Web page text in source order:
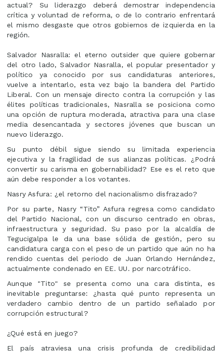
actual? Su liderazgo deberá demostrar independencia
crítica y voluntad de reforma, o de lo contrario enfrentará
el mismo desgaste que otros gobiernos de izquierda en la
región.
Salvador Nasralla: el eterno outsider que quiere gobernar
del otro lado, Salvador Nasralla, el popular presentador y
político ya conocido por sus candidaturas anteriores,
vuelve a intentarlo, esta vez bajo la bandera del Partido
Liberal. Con un mensaje directo contra la corrupción y las
élites políticas tradicionales, Nasralla se posiciona como
una opción de ruptura moderada, atractiva para una clase
media desencantada y sectores jóvenes que buscan un
nuevo liderazgo.
Su punto débil sigue siendo su limitada experiencia
ejecutiva y la fragilidad de sus alianzas políticas. ¿Podrá
convertir su carisma en gobernabilidad? Ese es el reto que
aún debe responder a los votantes.
Nasry Asfura: ¿el retorno del nacionalismo disfrazado?
Por su parte, Nasry “Tito” Asfura regresa como candidato
del Partido Nacional, con un discurso centrado en obras,
infraestructura y seguridad. Su paso por la alcaldía de
Tegucigalpa le da una base sólida de gestión, pero su
candidatura carga con el peso de un partido que aún no ha
rendido cuentas del periodo de Juan Orlando Hernández,
actualmente condenado en EE. UU. por narcotráfico.
Aunque "Tito" se presenta como una cara distinta, es
inevitable preguntarse: ¿hasta qué punto representa un
verdadero cambio dentro de un partido señalado por
corrupción estructural?
¿Qué está en juego?
El país atraviesa una crisis profunda de credibilidad